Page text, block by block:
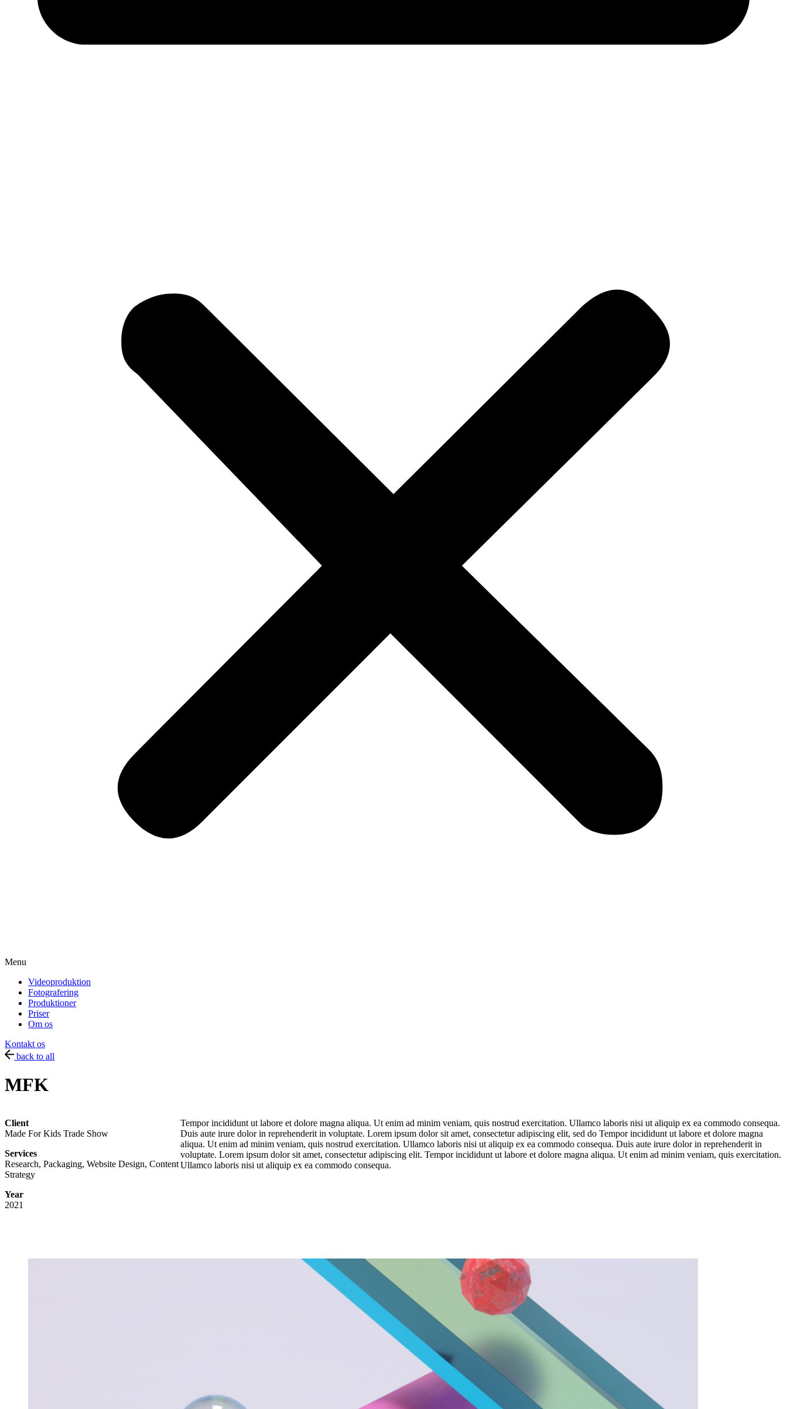
Menu
Videoproduktion
Fotografering
Produktioner
Priser
Om os
Kontakt os
back to all
MFK
Client
Made For Kids Trade Show
Services
Research, Packaging, Website Design, Content
Strategy
Year
2021
Tempor incididunt ut labore et dolore magna aliqua. Ut enim ad minim veniam, quis nostrud exercitation. Ullamco laboris nisi ut aliquip ex ea commodo consequa.
Duis aute irure dolor in reprehenderit in voluptate. Lorem ipsum dolor sit amet, consectetur adipiscing elit, sed do Tempor incididunt ut labore et dolore magna
aliqua. Ut enim ad minim veniam, quis nostrud exercitation. Ullamco laboris nisi ut aliquip ex ea commodo consequa. Duis aute irure dolor in reprehenderit in
voluptate. Lorem ipsum dolor sit amet, consectetur adipiscing elit. Tempor incididunt ut labore et dolore magna aliqua. Ut enim ad minim veniam, quis exercitation.
Ullamco laboris nisi ut aliquip ex ea commodo consequa.